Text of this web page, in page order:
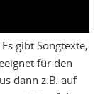
Es gibt Songtexte,
für den
dann z.B. auf